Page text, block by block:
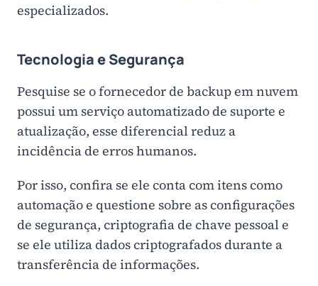
especializados.
Tecnologia e Segurança
Pesquise se o fornecedor de backup em nuvem
possui um serviço automatizado de suporte e
atualização, esse diferencial reduz a
incidência de erros humanos.
Por isso, confira se ele conta com itens como
automação e questione sobre as configurações
de segurança, criptografia de chave pessoal e
se ele utiliza dados criptografados durante a
transferência de informações.